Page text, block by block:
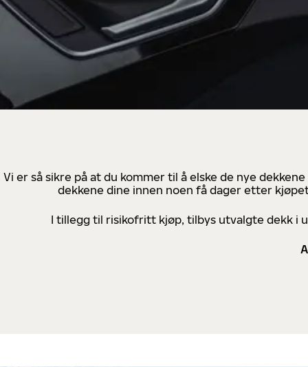
Vi er så sikre på at du kommer til å elske de nye
dekkene dine innen noen få dager etter
I tillegg til risikofritt kjøp, tilbys utvalgte dekk i